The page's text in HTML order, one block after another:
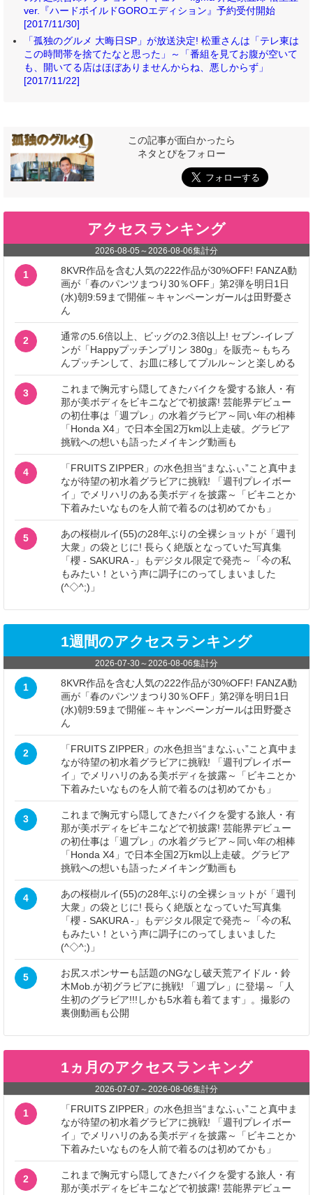
ver.『ハードボイルドGOROエディション』予約受付開始
[2017/11/30]
「孤独のグルメ 大晦日SP」が放送決定! 松重さんは「テレ東は
この時間帯を捨てたなと思った」～「番組を見てお腹が空いて
も、開いてる店はほぼありませんからね、悪しからず」
[2017/11/22]
この記事が面白かったら
ネタとぴをフォロー
アクセスランキング
2026-08-05 ～2026-08-06集計分
1
8KVR作品を含む人気の222作品が30%OFF! FANZA動
画が「春のパンツまつり30％OFF」第2弾を明日1日
(水)朝9:59まで開催～キャンペーンガールは田野憂さ
ん
2
通常の5.6倍以上、ビッグの2.3倍以上! セブン‐イレブ
ンが「Happyプッチンプリン 380g」を販売～もちろ
んプッチンして、お皿に移してプルル～ンと楽しめる
3
これまで胸元すら隠してきたバイクを愛する旅人・有
那が美ボディをビキニなどで初披露! 芸能界デビュー
の初仕事は「週プレ」の水着グラビア～同い年の相棒
「Honda X4」で日本全国2万km以上走破。グラビア
挑戦への想いも語ったメイキング動画も
4
「FRUITS ZIPPER」の水色担当“まなふぃ”こと真中ま
なが待望の初水着グラビアに挑戦! 「週刊プレイボー
イ」でメリハリのある美ボディを披露～「ビキニとか
下着みたいなものを人前で着るのは初めてかも」
5
あの桜樹ルイ(55)の28年ぶりの全裸ショットが「週刊
大衆」の袋とじに! 長らく絶版となっていた写真集
「櫻 - SAKURA -」もデジタル限定で発売～「今の私
もみたい！という声に調子にのってしまいました
(^◇^;)」
1週間のアクセスランキング
2026-07-30～2026-08-06集計分
1
8KVR作品を含む人気の222作品が30%OFF! FANZA動
画が「春のパンツまつり30％OFF」第2弾を明日1日
(水)朝9:59まで開催～キャンペーンガールは田野憂さ
ん
2
「FRUITS ZIPPER」の水色担当“まなふぃ”こと真中ま
なが待望の初水着グラビアに挑戦! 「週刊プレイボー
イ」でメリハリのある美ボディを披露～「ビキニとか
下着みたいなものを人前で着るのは初めてかも」
3
これまで胸元すら隠してきたバイクを愛する旅人・有
那が美ボディをビキニなどで初披露! 芸能界デビュー
の初仕事は「週プレ」の水着グラビア～同い年の相棒
「Honda X4」で日本全国2万km以上走破。グラビア
挑戦への想いも語ったメイキング動画も
4
あの桜樹ルイ(55)の28年ぶりの全裸ショットが「週刊
大衆」の袋とじに! 長らく絶版となっていた写真集
「櫻 - SAKURA -」もデジタル限定で発売～「今の私
もみたい！という声に調子にのってしまいました
(^◇^;)」
5
お尻スポンサーも話題のNGなし破天荒アイドル・鈴
木Mob.が初グラビアに挑戦! 「週プレ」に登場～「人
生初のグラビア!!!しかも5水着も着てます」。撮影の
裏側動画も公開
1ヵ月のアクセスランキング
2026-07-07 ～2026-08-06集計分
1
「FRUITS ZIPPER」の水色担当“まなふぃ”こと真中ま
なが待望の初水着グラビアに挑戦! 「週刊プレイボー
イ」でメリハリのある美ボディを披露～「ビキニとか
下着みたいなものを人前で着るのは初めてかも」
2
これまで胸元すら隠してきたバイクを愛する旅人・有
那が美ボディをビキニなどで初披露! 芸能界デビュー